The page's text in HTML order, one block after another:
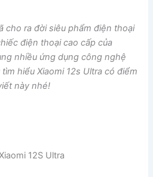
cho ra đời siêu phẩm điện thoại
điện thoại cao cấp của
nhiều ứng dụng công nghệ
hiểu Xiaomi 12s Ultra có điểm
này nhé!
12S Ultra